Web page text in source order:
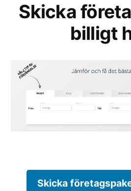
Skicka
billigt
Skicka